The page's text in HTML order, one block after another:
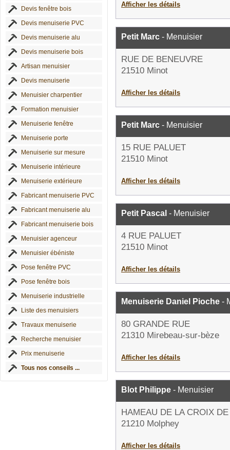
Devis fenêtre bois
Devis menuiserie PVC
Devis menuiserie alu
Devis menuiserie bois
Artisan menuisier
Devis menuiserie
Menuisier charpentier
Formation menuisier
Menuiserie fenêtre
Menuiserie porte
Menuiserie sur mesure
Menuiserie intérieure
Menuiserie extérieure
Fabricant menuiserie PVC
Fabricant menuiserie alu
Fabricant menuiserie bois
Menuisier agenceur
Menuisier ébéniste
Pose fenêtre PVC
Pose fenêtre bois
Menuiserie industrielle
Liste des menuisiers
Travaux menuiserie
Recherche menuisier
Prix menuiserie
Tous nos conseils ...
Afficher les détails
Petit Marc - Menuisier
RUE DE BENEUVRE
21510 Minot
Afficher les détails
Petit Marc - Menuisier
15 RUE PALUET
21510 Minot
Afficher les détails
Petit Pascal - Menuisier
4 RUE PALUET
21510 Minot
Afficher les détails
Menuiserie Daniel Pioche -
80 GRANDE RUE
21310 Mirebeau-sur-bèze
Afficher les détails
Blot Philippe - Menuisier
HAMEAU DE LA CROIX
21210 Molphey
Afficher les détails